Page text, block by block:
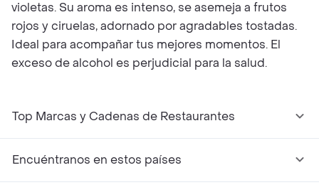
violetas. Su aroma es intenso, se asemeja a frutos
rojos y ciruelas, adornado por agradables tostadas.
Ideal para acompañar tus mejores momentos. El
exceso de alcohol es perjudicial para la salud.
Top Marcas y Cadenas de Restaurantes
Encuéntranos en estos países